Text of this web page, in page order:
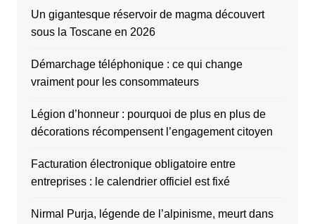
Un gigantesque réservoir de magma découvert
sous la Toscane en 2026
Démarchage téléphonique : ce qui change
vraiment pour les consommateurs
Légion d’honneur : pourquoi de plus en plus de
décorations récompensent l’engagement citoyen
Facturation électronique obligatoire entre
entreprises : le calendrier officiel est fixé
Nirmal Purja, légende de l’alpinisme, meurt dans